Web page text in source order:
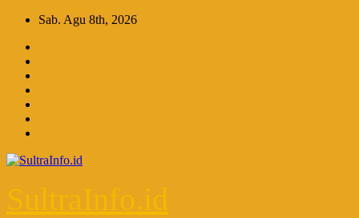
Skip
content
Sab. Agu 8th, 2026
SultraInfo.id